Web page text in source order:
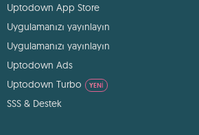
Uptodown App Store
Uygulamanızı yayınlayın
Uygulamanızı yayınlayın
Uptodown Ads
Uptodown Turbo
YENI
SSS & Destek